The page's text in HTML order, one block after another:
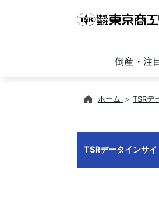
倒産・注
ホーム TSRデ
TSRデータインサイ